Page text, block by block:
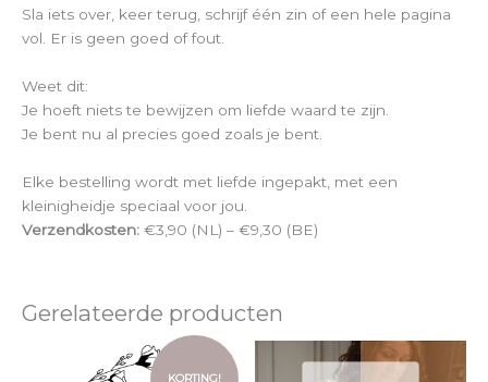
Sla iets over, keer terug, schrijf één zin of een hele pagina
vol. Er is geen goed of fout.
Weet dit:
Je hoeft niets te bewijzen om liefde waard te zijn.
Je bent nu al precies goed zoals je bent.
Elke bestelling wordt met liefde ingepakt, met een
kleinigheidje speciaal voor jou.
Verzendkosten: €3,90 (NL) – €9,30 (BE)
Gerelateerde producten
KORTING!
Oorspronkelijke
prijs
Huidige